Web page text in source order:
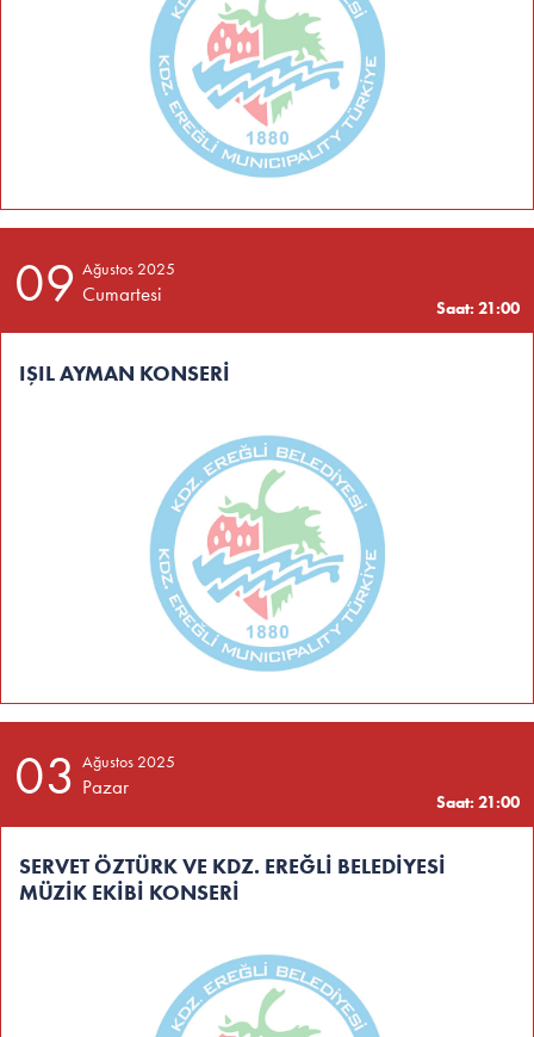
09 Ağustos 2025
Cumartesi
Saat: 21:00
IŞIL AYMAN KONSERİ
03 Ağustos 2025
Pazar
Saat: 21:00
SERVET ÖZTÜRK VE KDZ. EREĞLİ BELEDİYESİ
MÜZİK EKİBİ KONSERİ